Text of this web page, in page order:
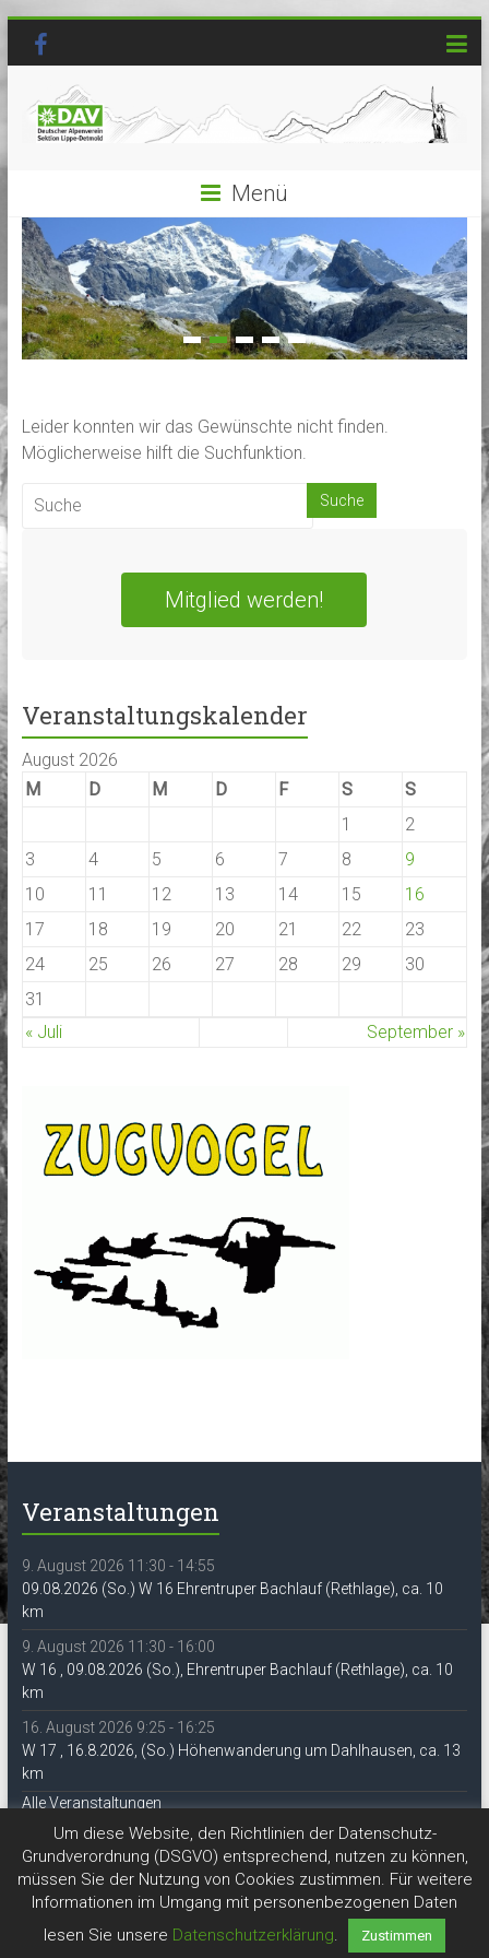
Menü
Leider konnten wir das Gewünschte nicht finden.
Möglicherweise hilft die Suchfunktion.
Mitglied werden!
Veranstaltungskalender
August 2026
M
D M D F S
S
1
2
3
4 5 6 7 8
9
10
11 12 13 14 15
16
17
18 19 20 21 22
23
24
25 26 27 28 29
30
31
« Juli
September »
Veranstaltungen
9. August 2026 11:30 - 14:55
09.08.2026 (So.) W 16 Ehrentruper Bachlauf (Rethlage), ca. 10
km
9. August 2026 11:30 - 16:00
W 16 , 09.08.2026 (So.), Ehrentruper Bachlauf (Rethlage), ca. 10
km
16. August 2026 9:25 - 16:25
W 17 , 16.8.2026, (So.) Höhenwanderung um Dahlhausen, ca. 13
km
Alle Veranstaltungen
DAV Lippe-Detmold
Um diese Website, den Richtlinien der Datenschutz-
Grundverordnung (DSGVO) entsprechend, nutzen zu können,
müssen Sie der Nutzung von Cookies zustimmen. Für weitere
Informationen im Umgang mit personenbezogenen Daten
lesen Sie unsere Datenschutzerklärung. Zustimmen